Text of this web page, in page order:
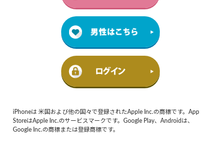
iPhoneは 米国および他の国々で登録されたApple Inc.の商標です。App
StoreはApple Inc.のサービスマークです。Google Play、Androidは、
Google Inc.の商標または登録商標です。